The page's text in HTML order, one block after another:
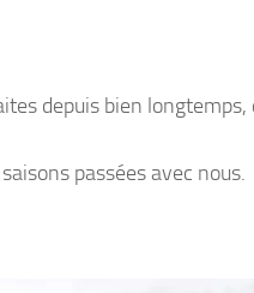
depuis bien
passées avec nous.